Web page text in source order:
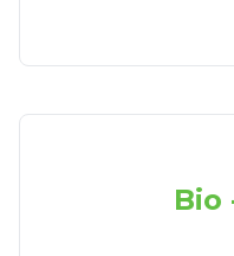
Bio